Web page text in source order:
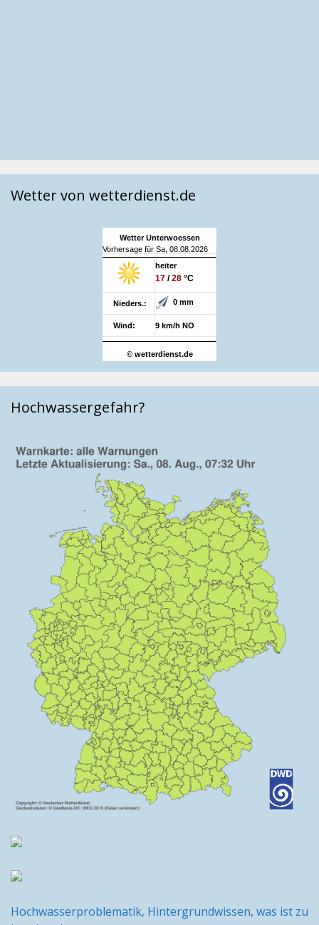
Wetter von wetterdienst.de
Wetter Unterwoessen
Vorhersage für Sa, 08.08.2026
heiter
17 /28 °C
Nieders.: 0 mm
Wind: 9 km/h NO
© wetterdienst.de
Hochwassergefahr?
Hochwasserproblematik, Hintergrundwissen, was ist zu